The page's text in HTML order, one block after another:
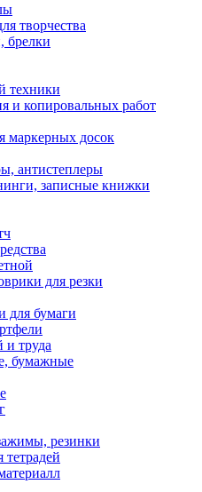
творчества
брелки
техники
и копировальных работ
маркерных досок
антистеплеры
записные книжки
для резки
для бумаги
и труда
бумажные
резинки